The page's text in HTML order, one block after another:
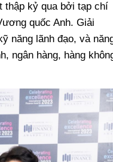
thập kỷ qua bởi tạp chí
quốc Anh. Giải
năng lãnh đạo, và
ngân hàng, hàng